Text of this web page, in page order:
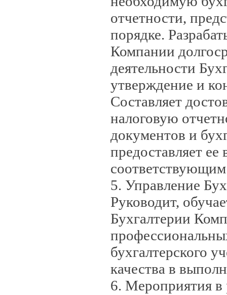
отчетности,
порядке.
Компании
деятельности
утверждение и
Составляет
налоговую
документов и
предоставляет
5. Управление
Руководит,
Бухгалтерии
бухгалтерского
качества в
6. Мероприятия в